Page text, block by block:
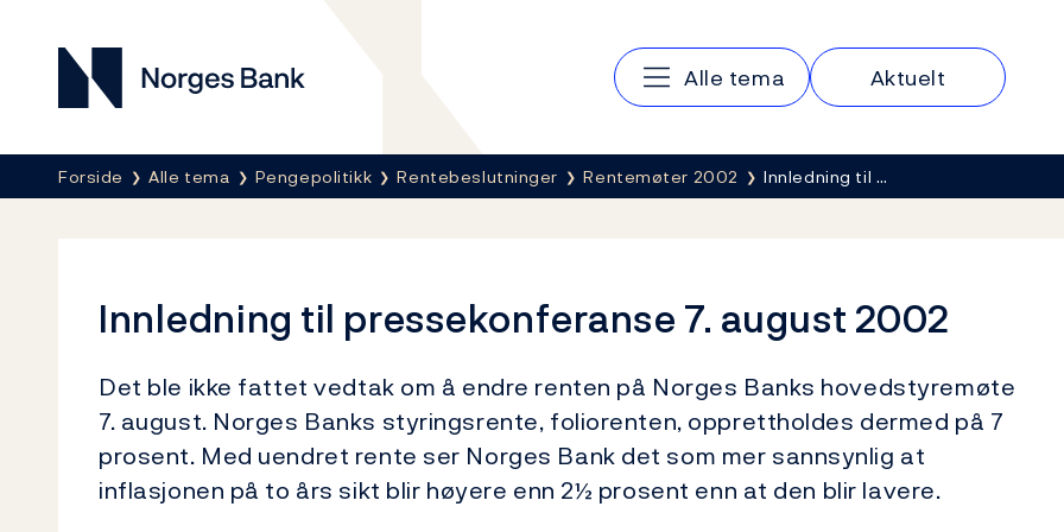
Norges Bank
Hovedmeny
Alle tema Aktuelt
Her er du nå:
Forside Alle tema Pengepolitikk Rentebeslutninger Rentemøter 2002 Innledning til …
Innledning til pressekonferanse 7. august 2002
Det ble ikke fattet vedtak om å endre renten på Norges Banks hovedstyremøte
7. august. Norges Banks styringsrente, foliorenten, opprettholdes dermed på 7
prosent. Med uendret rente ser Norges Bank det som mer sannsynlig at
inflasjonen på to års sikt blir høyere enn 2½ prosent enn at den blir lavere.